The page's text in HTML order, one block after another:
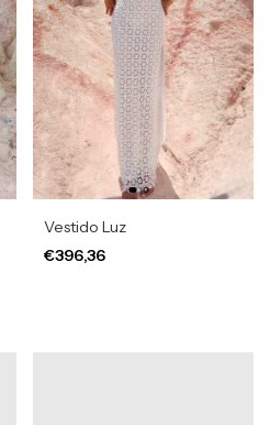
Vestido Luz
€396,36